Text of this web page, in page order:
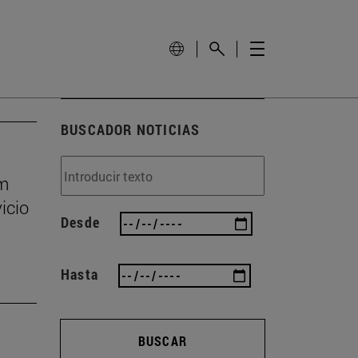
BUSCADOR NOTICIAS
Desde
Hasta
BUSCAR